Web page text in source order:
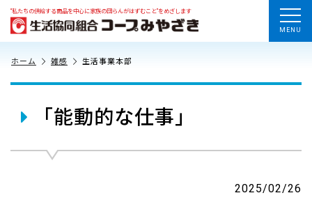
“私たちの供給する商品を中心に家族の団らんがはずむこと”をめざします
MENU
ホーム 雑感 生活事業本部
「能動的な仕事」
2025/02/26